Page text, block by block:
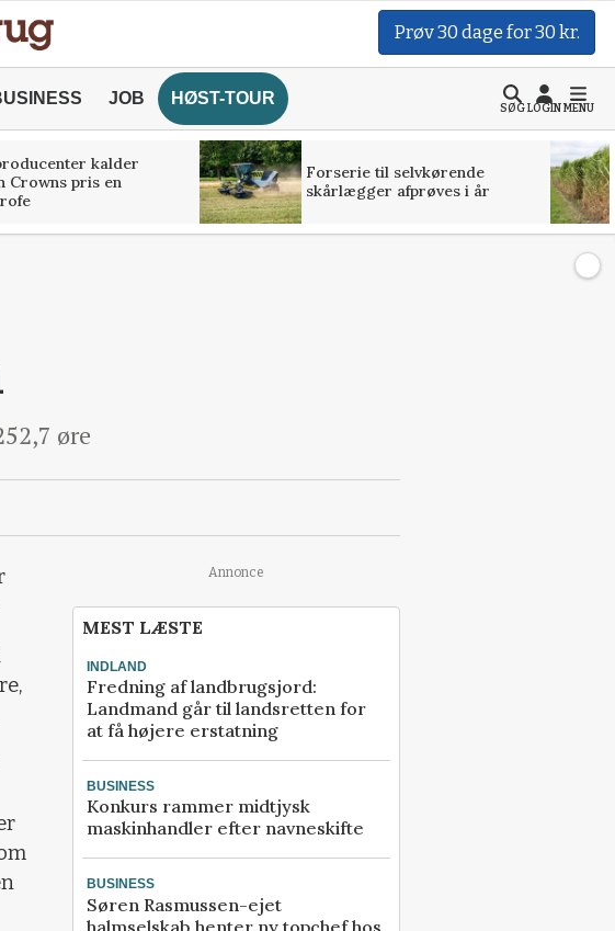
Prøv 30 dage for 30 kr.
JOB HØST-TOUR
SØGLOGINMENU
kalder
Crowns pris en
Forserie til selvkørende
skårlægger afprøves i år
øre
Annonce
MEST LÆSTE
INDLAND
Fredning af landbrugsjord:
Landmand går til landsretten for
at få højere erstatning
BUSINESS
Konkurs rammer midtjysk
maskinhandler efter navneskifte
BUSINESS
Søren Rasmussen-ejet
halmselskab henter ny topchef hos